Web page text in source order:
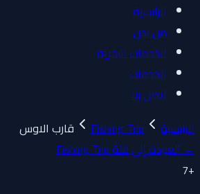
الرئيسية
من نحن
الخدمات البحرية
الخدمات
اتصل بنا
الرئيسية
Fishing Trip
قارب الاوس
←العودة إلى فئة Fishing Trip
+
7